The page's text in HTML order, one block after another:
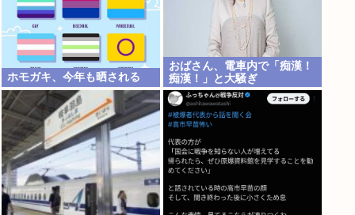
ホモガキ、今年も晒される
おばさん、電車内で「痴漢！
痴漢！」と大騒ぎ